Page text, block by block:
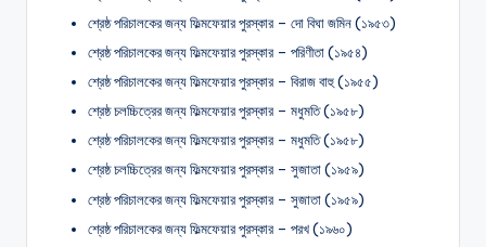
শ্রেষ্ঠ পরিচালকের জন্য ফিল্মফেয়ার পুরস্কার – দো বিঘা জমিন (১৯৫৩)
শ্রেষ্ঠ পরিচালকের জন্য ফিল্মফেয়ার পুরস্কার – পরিণীতা (১৯৫৪)
শ্রেষ্ঠ পরিচালকের জন্য ফিল্মফেয়ার পুরস্কার – বিরাজ বাহু (১৯৫৫)
শ্রেষ্ঠ চলচ্চিত্রের জন্য ফিল্মফেয়ার পুরস্কার – মধুমতি (১৯৫৮)
শ্রেষ্ঠ পরিচালকের জন্য ফিল্মফেয়ার পুরস্কার – মধুমতি (১৯৫৮)
শ্রেষ্ঠ চলচ্চিত্রের জন্য ফিল্মফেয়ার পুরস্কার – সুজাতা (১৯৫৯)
শ্রেষ্ঠ পরিচালকের জন্য ফিল্মফেয়ার পুরস্কার – সুজাতা (১৯৫৯)
শ্রেষ্ঠ পরিচালকের জন্য ফিল্মফেয়ার পুরস্কার – পরখ (১৯৬০)